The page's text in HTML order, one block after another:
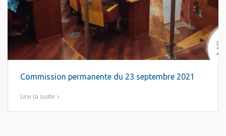
Commission permanente du 23 septembre 2021
Lire la suite